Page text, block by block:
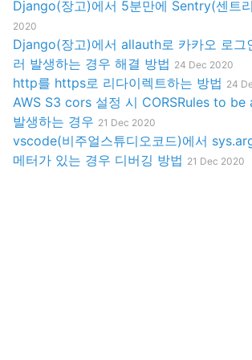
Django(장고)에서 5분만에 Sentry(센트
2020
Django(장고)에서 allauth로 카카오 로그
러 발생하는 경우 해결 방법 24 Dec 2020
http를 https로 리다이렉트하는 방법 24
AWS S3 cors 설정 시 CORSRules to be
발생하는 경우 21 Dec 2020
vscode(비주얼스튜디오코드)에서
메터가 있는 경우 디버깅 방법 21 Dec 2020